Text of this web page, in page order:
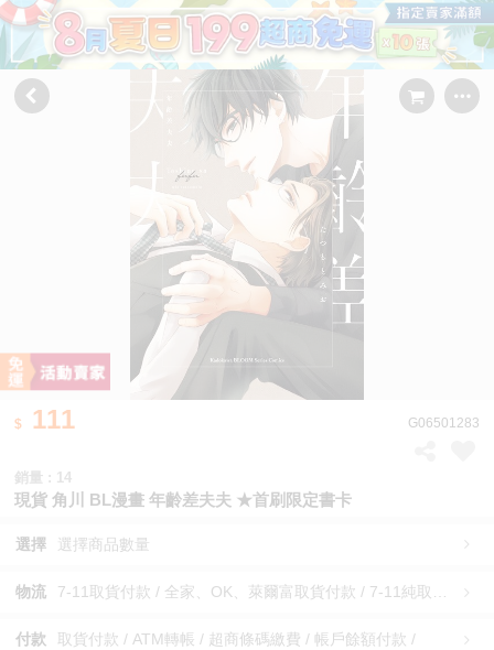
111 G06501283
銷量 : 14
現貨 角川 BL漫畫 年齡差夫夫 ★首刷限定書卡
選擇 選擇商品數量
物流
付款 取貨付款 / ATM轉帳 / 超商條碼繳費 / 帳戶餘額付款 /